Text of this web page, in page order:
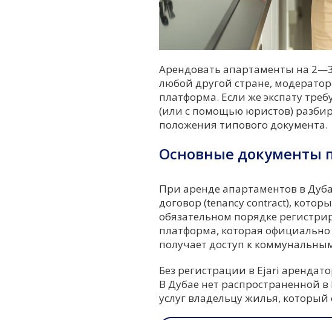
Арендовать апартаменты на
любой другой стране,
платформа. Если же экспату
(или с помощью юристов)
положения типового документа.
Основные документы
При аренде апартаментов в
договор (tenancy contract),
обязательном порядке
платформа, которая
получает доступ к
Без регистрации в Ejari
В Дубае нет распространенной
услуг владельцу жилья,